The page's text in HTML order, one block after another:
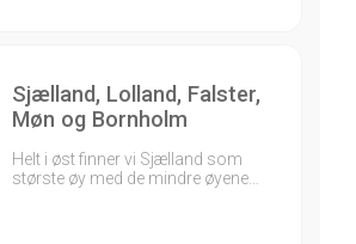
Sjælland, Lolland, Falster,
Møn og Bornholm
Helt i øst finner vi Sjælland som
største øy med de mindre øyene…